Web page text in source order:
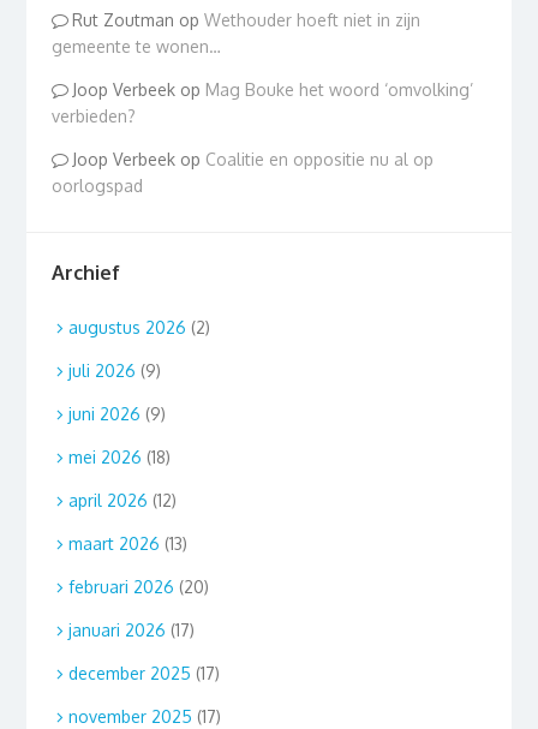
Rut Zoutman opWethouder hoeft niet in zijn
gemeente te wonen…
Joop Verbeek op Mag Bouke het woord ‘omvolking’
verbieden?
Joop Verbeek op Coalitie en oppositie nu al op
oorlogspad
Archief
augustus 2026 (2)
juli 2026 (9)
juni 2026 (9)
mei 2026 (18)
april 2026 (12)
maart 2026 (13)
februari 2026 (20)
januari 2026 (17)
december 2025 (17)
november 2025 (17)